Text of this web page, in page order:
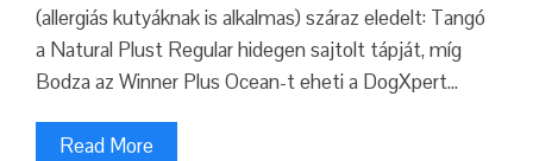
(allergiás kutyáknak is alkalmas) száraz eledelt: Tangó
a Natural Plust Regular hidegen sajtolt tápját, míg
Bodza az Winner Plus Ocean-t eheti a DogXpert…
Read More